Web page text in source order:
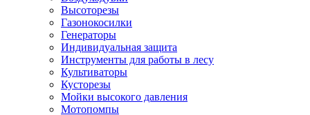
Высоторезы
Газонокосилки
Генераторы
Индивидуальная защита
Инструменты для работы в лесу
Культиваторы
Кусторезы
Мойки высокого давления
Мотопомпы